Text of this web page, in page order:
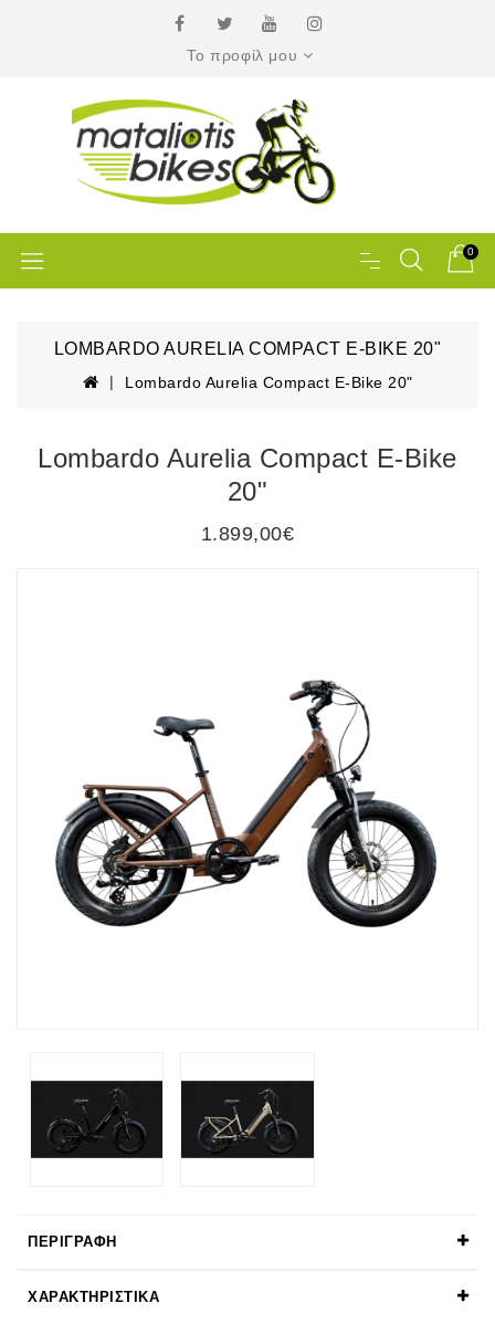
Το προφίλ μου
0
LOMBARDO AURELIA COMPACT E-BIKE 20"
Lombardo Aurelia Compact E-Bike 20"
Lombardo Aurelia Compact E-Bike
20"
1.899,00€
ΠΕΡΙΓΡΑΦΉ
ΧΑΡΑΚΤΗΡΙΣΤΙΚΆ